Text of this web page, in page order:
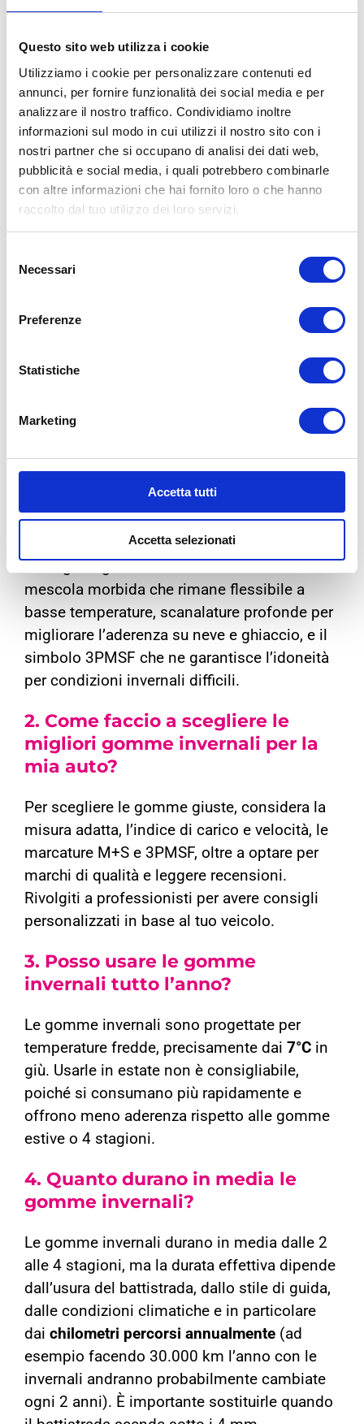
Questo sito web utilizza i cookie
Utilizziamo i cookie per personalizzare contenuti ed
annunci, per fornire funzionalità dei social media e per
analizzare il nostro traffico. Condividiamo inoltre
informazioni sul modo in cui utilizzi il nostro sito con i
nostri partner che si occupano di analisi dei dati web,
pubblicità e social media, i quali potrebbero combinarle
con altre informazioni che hai fornito loro o che hanno
raccolto dal tuo utilizzo dei loro servizi.
delNecessari
Preferenze
Statistiche
Marketing
Accetta tutti
Accetta selezionati
primo passo per la sicurezza della tua auto e
per questo consigliamo sempre di rivolgersi
ad esperti in modo da ricevere suggerimenti
da esperti. Inoltre, dopo la scelta delle
gomme, per assicurarti che il montaggio sia
eseguito correttamente e che gli pneumatici
offrano prestazioni ottimali, è importante
affidarsi a professionisti. A Bologna Gomme
montaggio gomme
qualificati, garantendo la massima sicurezza
e durata dei tuoi nuovi pneumatici invernali.
Contatta il centro Bologna Gomme più vicino
Gomme Invernali
principali delle migliori gomme
invernali?
mescola morbida che rimane flessibile a
basse temperature, scanalature profonde per
migliorare l’aderenza su neve e ghiaccio, e il
simbolo 3PMSF che ne garantisce l’idoneità
per condizioni invernali difficili.
2. Come faccio a scegliere le
migliori gomme invernali per la
mia auto?
Per scegliere le gomme giuste, considera la
misura adatta, l’indice di carico e velocità, le
marcature M+S e 3PMSF, oltre a optare per
marchi di qualità e leggere recensioni.
Rivolgiti a professionisti per avere consigli
personalizzati in base al tuo veicolo.
3. Posso usare le gomme
invernali tutto l’anno?
Le gomme invernali sono progettate per
temperature fredde, precisamente dai 7°Cin
giù. Usarle in estate non è consigliabile,
poiché si consumano più rapidamente e
offrono meno aderenza rispetto alle gomme
estive o 4 stagioni.
4. Quanto durano in media le
gomme invernali?
Le gomme invernali durano in media dalle 2
alle 4 stagioni, ma la durata effettiva dipende
dall’usura del battistrada, dallo stile di guida,
dalle condizioni climatiche e in particolare
dai chilometri percorsi annualmente (ad
esempio facendo 30.000 km l’anno con le
invernali andranno probabilmente cambiate
ogni 2 anni). È importante sostituirle quando